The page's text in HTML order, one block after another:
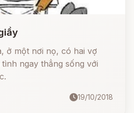
ở một nơi nọ, có hai vợ
ngay thẳng sống với
19/10/2018